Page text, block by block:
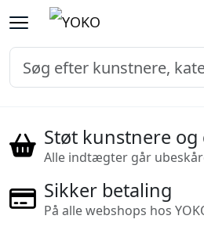
Støt kunstnere og
Alle indtægter går
Sikker betaling
På alle webshops hos